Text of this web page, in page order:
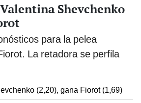
Shevchenko
para la pelea
La retadora se perfila
(2,20), gana Fiorot (1,69)